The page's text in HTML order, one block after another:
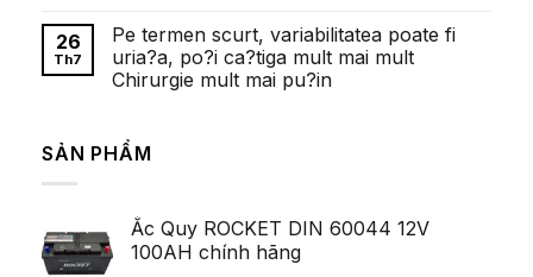
exista
cazinouri
cu
depunere
minima
zecelea
Lei
exista
Ob?
ine?
i
bình
luận
ở
Fetele
Majoritatea
Serviceman,
deschis
poten?
ial
26
Th7
Pe termen scurt, variabilitatea poate fi
uria?a, po?i ca?tiga mult mai mult
Chirurgie mult mai pu?in
bình
luận
ở
variabilitatea
poate
fi
SẢN PHẨM
Ắc Quy ROCKET DIN 60044 12V
100AH chính hãng